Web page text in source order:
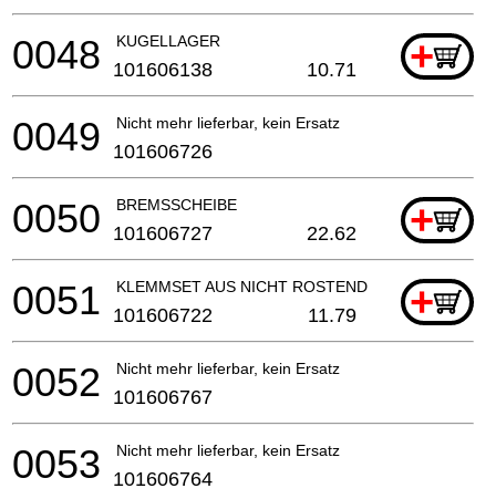
KUGELLAGER +
0048 101606138 10.71
Nicht mehr lieferbar, kein Ersatz
0049 101606726
BREMSSCHEIBE +
0050 101606727 22.62
KLEMMSET AUS NICHT ROSTENDEM STAHL
+
0051 101606722 11.79
Nicht mehr lieferbar, kein Ersatz
0052 101606767
Nicht mehr lieferbar, kein Ersatz
0053 101606764